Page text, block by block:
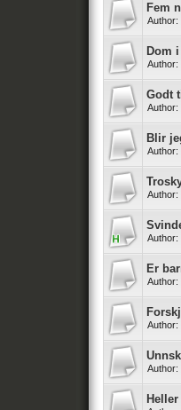
Fem
Author:
Dom
Author:
Godt
Author:
Blir
Author:
Author:
Author:
Er
Author:
Author:
Author: